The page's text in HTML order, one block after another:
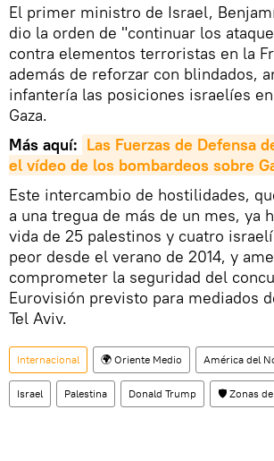
El primer ministro de Israel,
dio la orden de "continuar los
contra elementos terroristas en la
además de reforzar con blindados,
infantería las posiciones israelíes
Gaza.
Más aquí: Las Fuerzas de Defensa
el vídeo de los bombardeos sobre
Este intercambio de hostilidades,
a una tregua de más de un mes, ya
vida de 25 palestinos y cuatro
peor desde el verano de 2014, y
comprometer la seguridad del
Eurovisión previsto para mediados
Tel Aviv.
Internacional 🌍 Oriente Medio América del
Israel Palestina Donald Trump 🛡️ Zonas